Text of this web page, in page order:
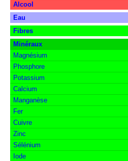
Alcool
Eau
Fibres
Minéraux
Magnésium
Phosphore
Potassium
Calcium
Manganèse
Fer
Cuivre
Zinc
Sélénium
Iode